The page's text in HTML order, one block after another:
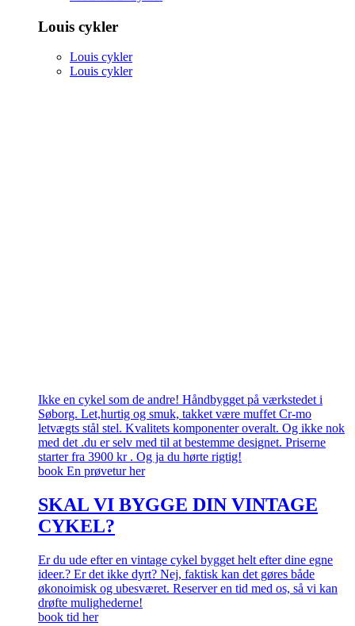
Louis cykler
Louis cykler
Louis cykler
Ikke en cykel som de andre! Håndbygget på værkstedet i
Søborg. Let,hurtig og smuk, takket være muffet Cr-mo
letvægts stål stel. Kvalitets komponenter overalt. Og ikke nok
med det .du er selv med til at bestemme designet. Priserne
starter fra 3900 kr . Og ja du hørte rigtig!
book En prøvetur her
SKAL VI BYGGE DIN VINTAGE
CYKEL?
Er du ude efter en vintage cykel bygget helt efter dine egne
ideer.? Er det ikke dyrt? Nej, faktisk kan det gøres både
økonoimisk og ubesværet. Reserver en tid med os, så vi kan
drøfte mulighederne!
book tid her